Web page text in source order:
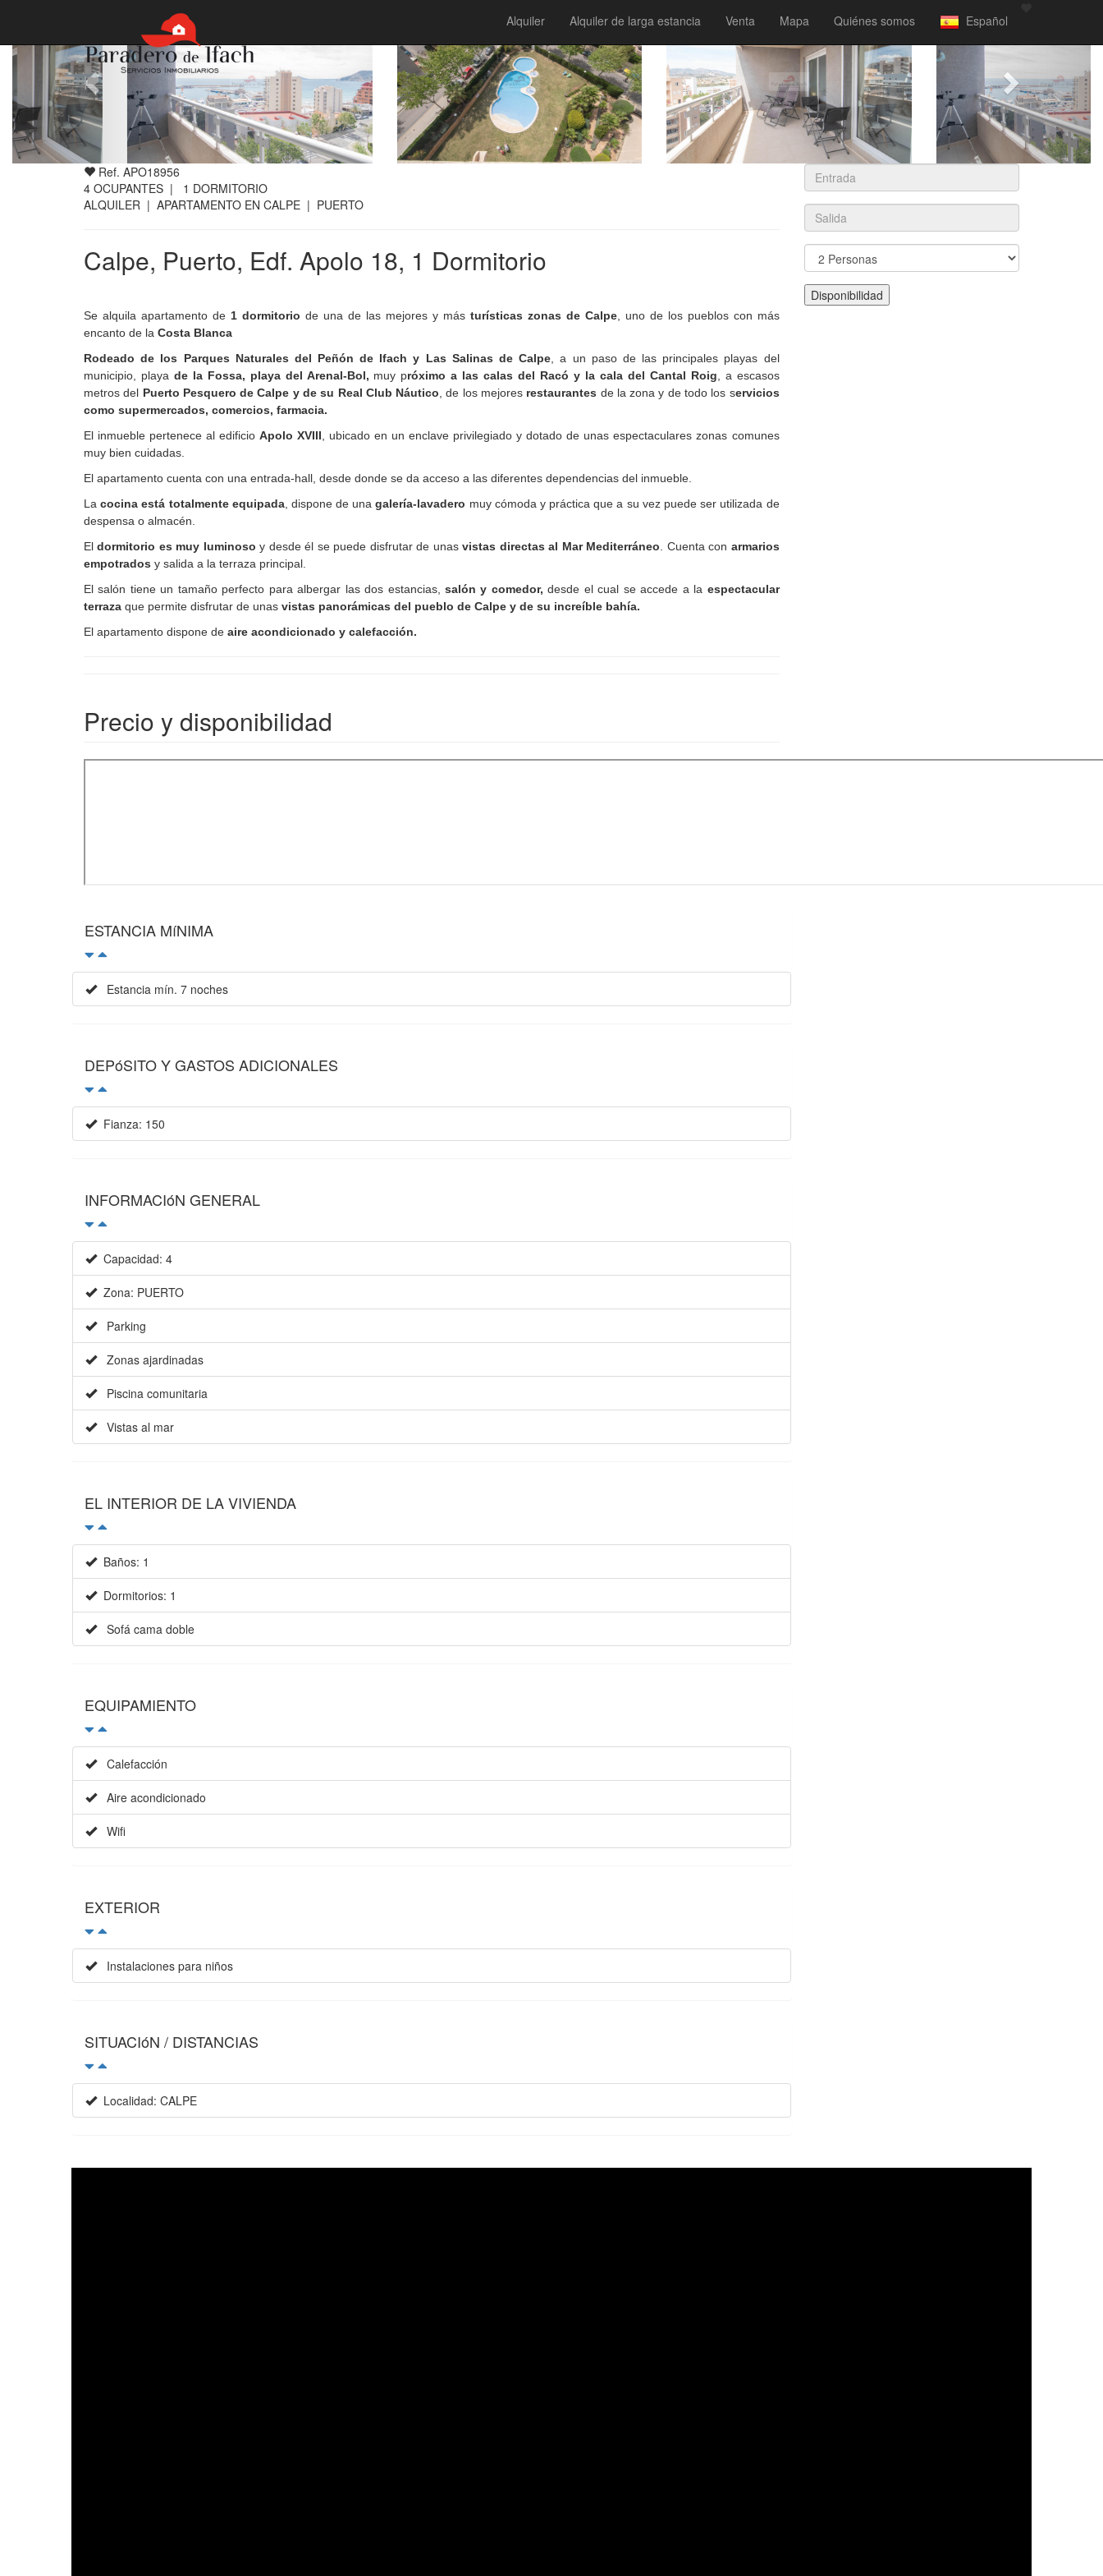
Alquiler Alquiler de larga estancia Venta Mapa Quiénes somos Español
Ref. APO18956
4 OCUPANTES | 1 DORMITORIO
ALQUILER | APARTAMENTO EN CALPE | PUERTO
Calpe, Puerto, Edf. Apolo 18, 1 Dormitorio
Se alquila apartamento de 1 dormitorio de una de las mejores y más turísticas zonas de Calpe, uno de los pueblos con más
encanto de la Costa Blanca
Rodeado de los Parques Naturales del Peñón de Ifach y Las Salinas de Calpe , a un paso de las principales playas del
municipio, playa de la Fossa, playa del Arenal-Bol, muy próximo a las calas del Racó y la cala del Cantal Roig , a escasos
metros del Puerto Pesquero de Calpe y de su Real Club Náutico , de los mejores restaurantes de la zona y de todo los servicios
como supermercados, comercios, farmacia.
El inmueble pertenece al edificioApolo XVIII , ubicado en un enclave privilegiado y dotado de unas espectaculares zonas comunes
muy bien cuidadas.
El apartamento cuenta con una entrada-hall, desde donde se da acceso a las diferentes dependencias del inmueble.
Lacocina está totalmente equipada, dispone de unagalería-lavadero muy cómoda y práctica que a su vez puede ser utilizada de
despensa o almacén.
Eldormitorio es muy luminosoy desde él se puede disfrutar de unasvistas directas al Mar Mediterráneo . Cuenta con armarios
empotrados y salida a la terraza principal.
El salón tiene un tamaño perfecto para albergar las dos estancias, salón y comedor, desde el cual se accede a la espectacular
terraza que permite disfrutar de unas vistas panorámicas del pueblo de Calpe y de su increíble bahía.
El apartamento dispone de aire acondicionado y calefacción.
Precio y disponibilidad
ESTANCIA MíNIMA
Estancia mín. 7 noches
DEPóSITO Y GASTOS ADICIONALES
Fianza: 150
INFORMACIóN GENERAL
Capacidad: 4
Zona: PUERTO
Parking
Zonas ajardinadas
Piscina comunitaria
Vistas al mar
EL INTERIOR DE LA VIVIENDA
Baños: 1
Dormitorios: 1
Sofá cama doble
EQUIPAMIENTO
Calefacción
Aire acondicionado
Wifi
EXTERIOR
Instalaciones para niños
SITUACIóN / DISTANCIAS
Localidad: CALPE